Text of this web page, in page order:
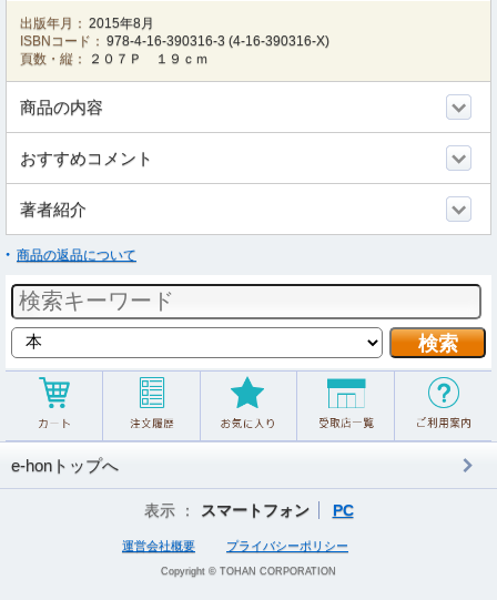
出版年月： 2015年8月
ISBNコード： 978-4-16-390316-3 (4-16-390316-X)
頁数・縦：
２０７Ｐ １９ｃｍ
商品の内容
おすすめコメント
著者紹介
商品の返品について
e-honトップへ
表示 ： スマートフォン PC
運営会社概要 プライバシーポリシー
Copyright © TOHAN CORPORATION